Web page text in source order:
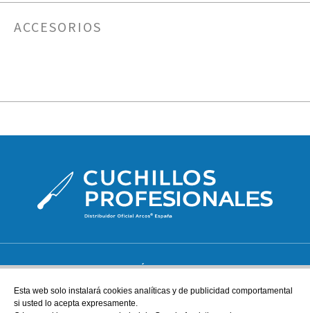
ACCESORIOS
ATENCIÓN AL CLIENTE
tienda@cuchillos-profesionales.com
972555255
Esta web solo instalará cookies analíticas y de publicidad comportamental
si usted lo acepta expresamente.